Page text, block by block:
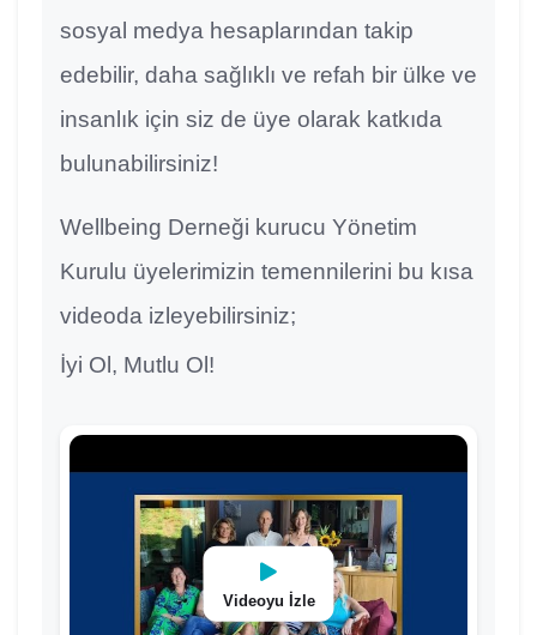
sosyal medya hesaplarından takip
edebilir, daha sağlıklı ve refah bir ülke ve
insanlık için siz de üye olarak katkıda
bulunabilirsiniz!
Wellbeing Derneği kurucu Yönetim
Kurulu üyelerimizin temennilerini bu kısa
videoda izleyebilirsiniz;
İyi Ol, Mutlu Ol!
Videoyu İzle